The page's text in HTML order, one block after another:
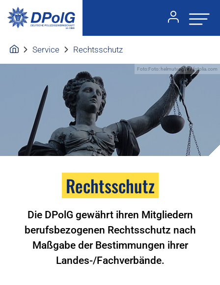
Service Rechtsschutz
Foto:Foto: helmutvogler / fotolia.com
Rechtsschutz
Die DPolG gewährt ihren Mitgliedern
berufsbezogenen Rechtsschutz nach
Maßgabe der Bestimmungen ihrer
Landes-/Fachverbände.